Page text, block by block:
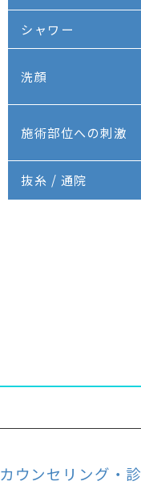
シャワー
洗顔
施術部位への刺激
抜糸 / 通院
カウンセリング・